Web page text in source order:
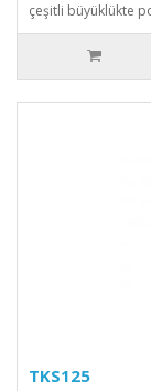
çeşitli büyüklükte
TKS125